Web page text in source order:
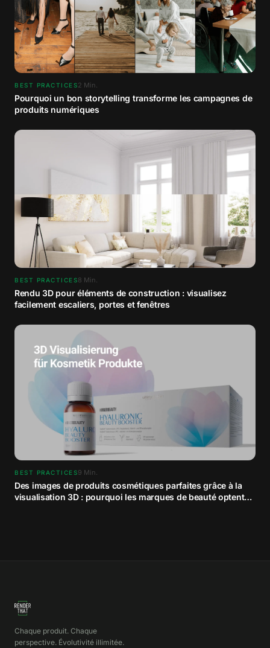
BEST PRACTICES2 Min.
Pourquoi un bon storytelling transforme les campagnes de
produits numériques
BEST PRACTICES8 Min.
Rendu 3D pour éléments de construction : visualisez
facilement escaliers, portes et fenêtres
BEST PRACTICES9 Min.
Des images de produits cosmétiques parfaites grâce à la
visualisation 3D : pourquoi les marques de beauté optent
Chaque produit. Chaque
perspective. Évolutivité illimitée.